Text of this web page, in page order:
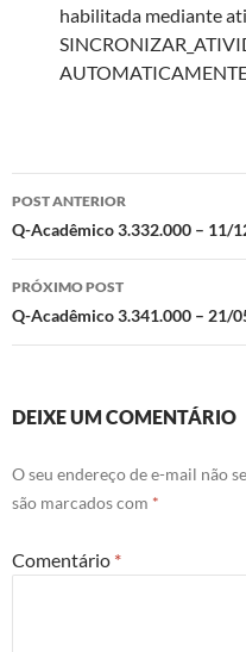
habilitada mediante
Navegação
de
posts
POST ANTERIOR
Q-Acadêmico 3.332.000 – 11/
PRÓXIMO POST
Q-Acadêmico 3.341.000 – 21/
DEIXE UM COMENTÁRIO
O seu endereço de e-mail não
são marcados com *
Comentário *